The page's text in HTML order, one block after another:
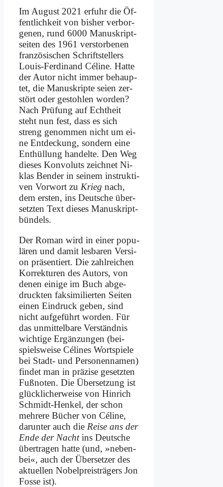
Im Au­gust 2021 er­fuhr die Öf­
fent­lich­keit von bis­her ver­bor­
ge­nen, rund 6000 Ma­nu­skript­
sei­ten des 1961 ver­stor­be­nen
fran­zö­si­schen Schrift­stel­lers
Lou­is-Fer­di­nand Cé­li­ne. Hat­te
der Au­tor nicht im­mer be­haup­
tet, die Ma­nu­skrip­te sei­en zer­
stört oder ge­stoh­len wor­den?
Nach Prü­fung auf Echt­heit
steht nun fest, dass es sich
streng ge­nom­men nicht um ei­
ne Ent­deckung, son­dern ei­ne
Ent­hül­lung han­del­te. Den Weg
die­ses Kon­vo­luts zeich­net Ni­
klas Ben­der in sei­nem in­struk­ti­
ven Vor­wort zu Krieg nach,
dem er­sten, ins Deut­sche über­
setz­ten Text die­ses Ma­nu­skript­
bün­dels.
Der Ro­man wird in ei­ner po­pu­
lä­ren und da­mit les­ba­ren Ver­si­
on prä­sen­tiert. Die zahl­rei­chen
Kor­rek­tu­ren des Au­tors, von
de­nen ei­ni­ge im Buch ab­ge­
druck­ten fak­si­mi­lier­ten Sei­ten
ei­nen Ein­druck ge­ben, sind
nicht auf­ge­führt wor­den. Für
das un­mit­tel­ba­re Ver­ständ­nis
wich­ti­ge Er­gän­zun­gen (bei­
spiels­wei­se Cé­li­nes Wort­spie­le
bei Stadt- und Per­so­nen­na­men)
fin­det man in prä­zi­se ge­setz­ten
Fuß­no­ten. Die Über­set­zung ist
glück­li­cher­wei­se von Hin­rich
Schmidt-Hen­kel, der schon
meh­re­re Bü­cher von Cé­li­ne,
dar­un­ter auch die Rei­se ans der
En­de der Nachtins Deut­sche
über­tra­gen hat­te (und, »ne­ben­
bei«, auch der Über­set­zer des
ak­tu­el­len No­bel­preis­trä­gers Jon
Fos­se ist).